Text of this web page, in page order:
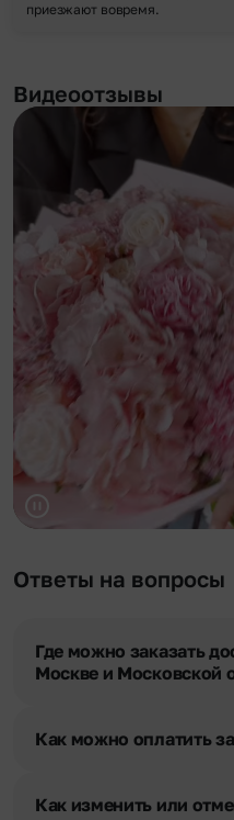
приезжают вовремя.
Видеоотзывы
Ответы на вопросы
Где можно заказать
Москве и Московской
Как можно оплатить
Наличными.
Как изменить или